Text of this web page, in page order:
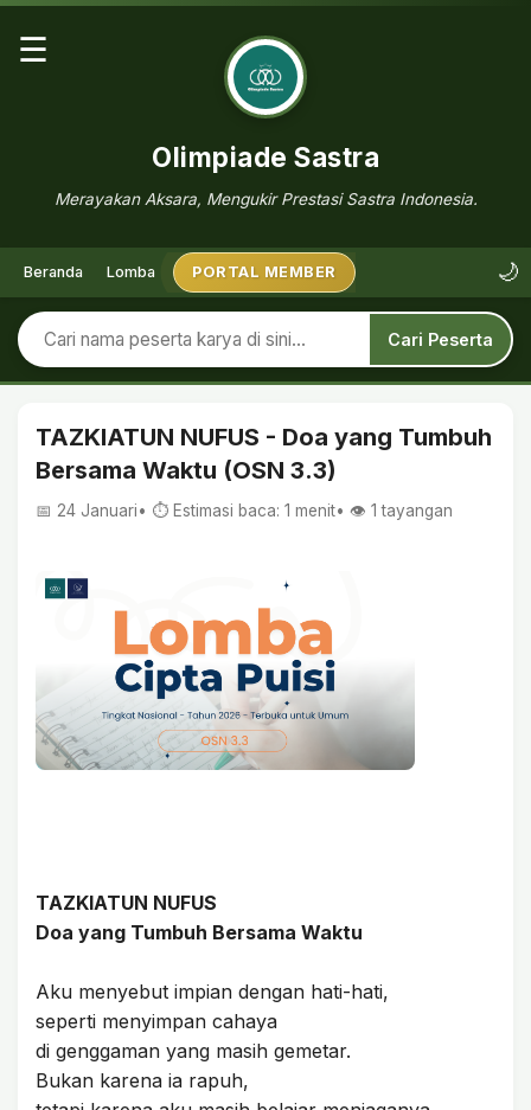
☰
Olimpiade Sastra
Merayakan Aksara, Mengukir Prestasi Sastra Indonesia.
Beranda Lomba PORTAL MEMBER 🌙
Cari Peserta
TAZKIATUN NUFUS - Doa yang Tumbuh
Bersama Waktu (OSN 3.3)
📅 24 Januari• ⏱ Estimasi baca: 1 menit• 👁️ 1 tayangan
TAZKIATUN NUFUS
Doa yang Tumbuh Bersama Waktu
Aku menyebut impian dengan hati-hati,
seperti menyimpan cahaya
di genggaman yang masih gemetar.
Bukan karena ia rapuh,